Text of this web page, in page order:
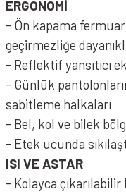
ERGONOMİ
- Ön kapama
geçirmezliğe
- Reflektif yansıtıcı
- Günlük
sabitleme halkaları
- Bel, kol ve bilek
- Etek ucunda
ISI VE ASTAR
- Kolayca